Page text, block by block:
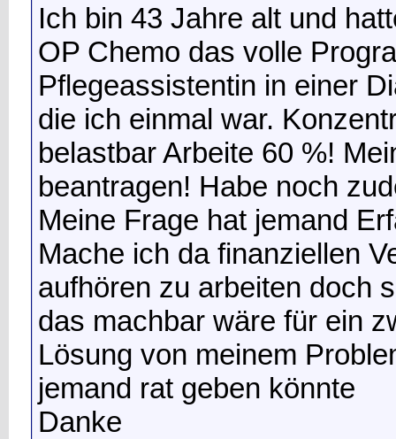
Ich bin 43 Jahre alt und
OP Chemo das volle
Pflegeassistentin in einer
die ich einmal war.
belastbarArbeite 60 %!
beantragen! Habe noch
Meine Frage hat jemand
Mache ich da finanziellen
aufhören zu arbeiten doch
das machbar wäre für ein
Lösung von meinem
jemand rat geben könnte
Danke